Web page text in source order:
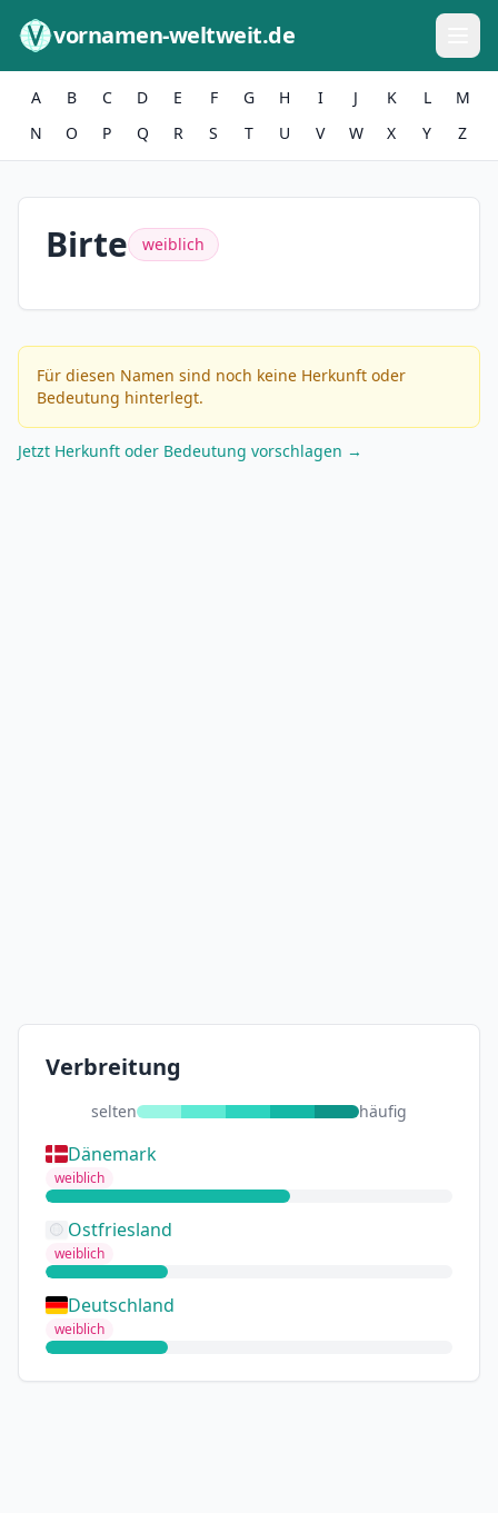
vornamen-weltweit.de
A B C D E F G H I J K L
M
N
O P Q R S T U V W X Y Z
Birte weiblich
Für diesen Namen sind noch keine Herkunft oder
Bedeutung hinterlegt.
Jetzt Herkunft oder Bedeutung vorschlagen →
Verbreitung
selten häufig
Dänemark
weiblich
Ostfriesland
weiblich
Deutschland
weiblich